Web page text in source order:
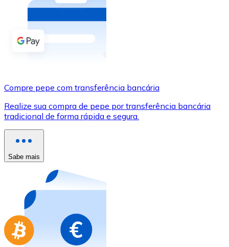
Compre criptomoedas com dinheiro e outros
Comprar com dinheiro
Transferência SEPA
Use cartões Visa e Mastercard para comprar
Comprar com cartão
Compre cartões-presente das suas marcas favoritas
Ir para a loja de cartões-presente
Compre pepe com transferência bancária
Realize sua compra de pepe por transferência bancária
tradicional de forma rápida e segura.
Sabe mais